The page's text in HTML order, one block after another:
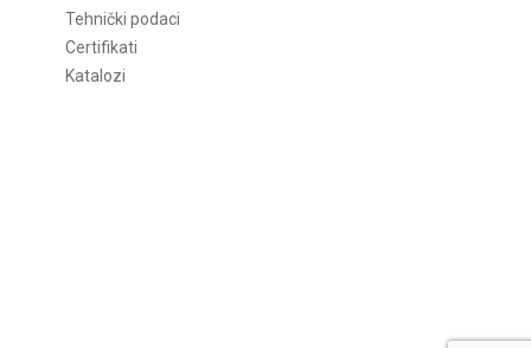
Tehnički podaci
Certifikati
Katalozi